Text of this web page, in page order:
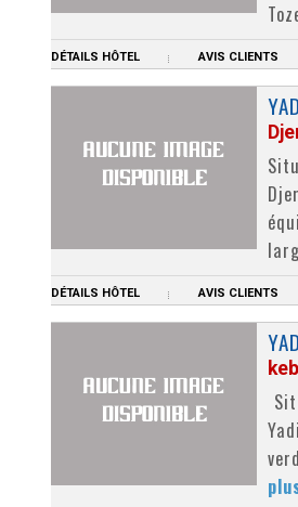
DÉTAILS HÔTEL AVIS CLIENTS
DÉTAILS HÔTEL AVIS CLIENTS